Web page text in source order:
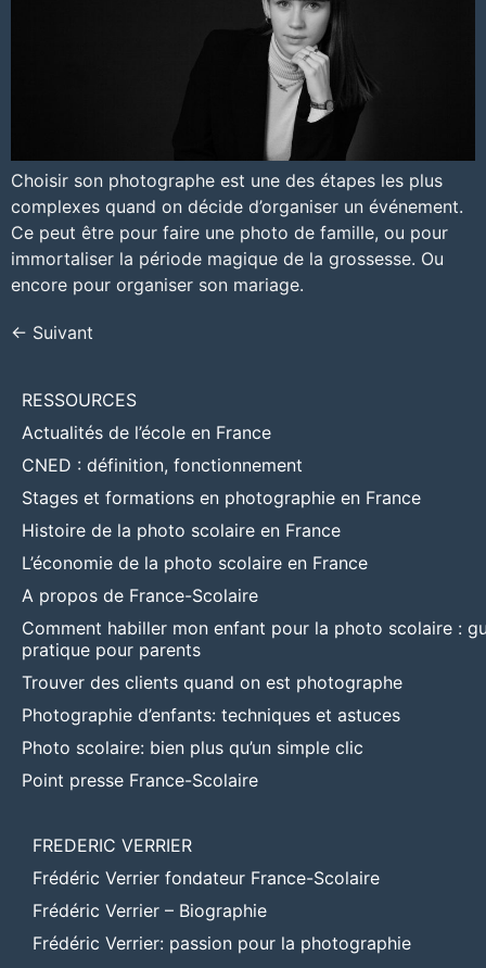
Choisir son photographe est une des étapes les plus
complexes quand on décide d’organiser un événement.
Ce peut être pour faire une photo de famille, ou pour
immortaliser la période magique de la grossesse. Ou
encore pour organiser son mariage.
← Suivant
RESSOURCES
Actualités de l’école en France
CNED : définition, fonctionnement
Stages et formations en photographie en France
Histoire de la photo scolaire en France
L’économie de la photo scolaire en France
A propos de France-Scolaire
Comment habiller mon enfant pour la photo scolaire :
pratique pour parents
Trouver des clients quand on est photographe
Photographie d’enfants: techniques et astuces
Photo scolaire: bien plus qu’un simple clic
Point presse France-Scolaire
FREDERIC VERRIER
Frédéric Verrier fondateur France-Scolaire
Frédéric Verrier – Biographie
Frédéric Verrier: passion pour la photographie